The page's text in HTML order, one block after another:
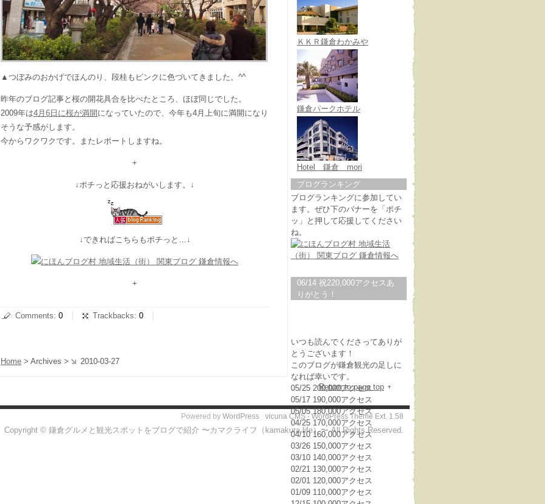
▲つぼみのおかげでほんのり、段桂もピンクに色づいてきました。^^
昨年のブログ記事と桜の開花具合を比べたところ、ほぼ同じでした。
2009年は4月6日に桜が満開 になっていたので、今年も4月上旬に満開になり
そうな予感がします。
今からワクワクです。またレポートしますね。
+
↓ポチっと応援おねがいします。↓
↓できればこちらもポチっと…↓
+
Comments: 0 Trackbacks: 0
Home > Archives > 2010-03-27
ＫＫＲ鎌倉わかみや
鎌倉パークホテル
Hotel 鎌倉 mori
ブログランキング
ブログランキングに参加してい
ます。ぜひ下のバナーを「ポチ
ッ」と押して応援してください
ね。
06/14 祝220,000アクセスあ
りがとう！
いつも読んでくださってありが
とうございます！
このブログが鎌倉観光の足しに
なれば幸いです。
05/25 200,000アクセス
05/17 190,000アクセス
05/05 180,000アクセス
04/25 170,000アクセス
04/10 160,000アクセス
03/26 150,000アクセス
03/10 140,000アクセス
02/21 130,000アクセス
02/01 120,000アクセス
01/09 110,000アクセス
Return to page top
Powered by WordPress vicuna CMS- WordPress Theme Ext.
Copyright © 鎌倉グルメと観光スポットをブログで紹介 〜カマクライフ（kamakura life）〜 All Rights Reserved.